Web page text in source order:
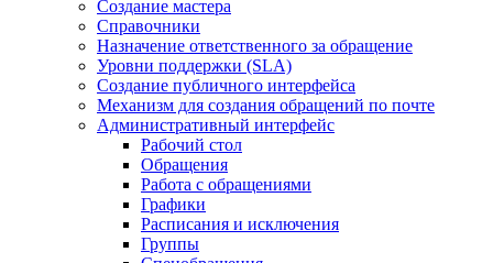
Создание мастера
Справочники
Назначение ответственного за обращение
Уровни поддержки (SLA)
Создание публичного интерфейса
Механизм для создания обращений по почте
Административный интерфейс
Рабочий стол
Обращения
Работа с обращениями
Графики
Расписания и исключения
Группы